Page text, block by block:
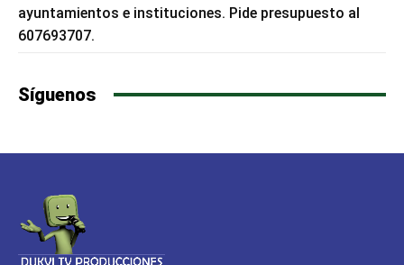
ayuntamientos e instituciones. Pide presupuesto al
607693707.
Síguenos